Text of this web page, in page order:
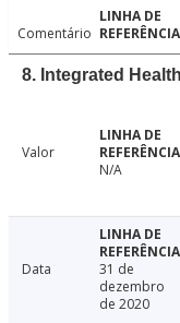
Comentário
8. Integrated
Valor
N/A
Data
31 de
dezembro
de 2020